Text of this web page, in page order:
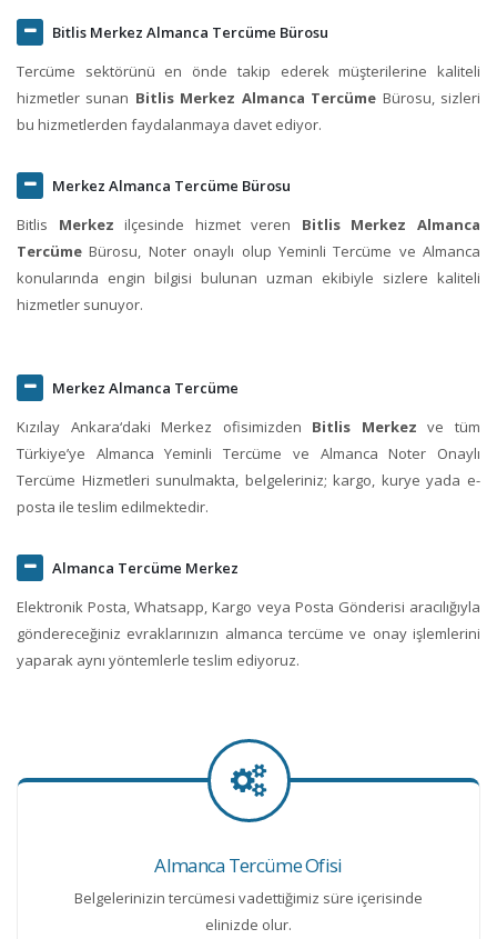
Bitlis Merkez Almanca Tercüme Bürosu
Tercüme sektörünü en önde takip ederek müşterilerine kaliteli
hizmetler sunan Bitlis Merkez Almanca Tercüme Bürosu, sizleri
bu hizmetlerden faydalanmaya davet ediyor.
Merkez Almanca Tercüme Bürosu
Bitlis Merkez ilçesinde hizmet veren Bitlis Merkez Almanca
Tercüme Bürosu, Noter onaylı olup Yeminli Tercüme ve Almanca
konularında engin bilgisi bulunan uzman ekibiyle sizlere kaliteli
hizmetler sunuyor.
Merkez Almanca Tercüme
Kızılay Ankara‘daki Merkez ofisimizden Bitlis Merkez ve tüm
Türkiye’ye Almanca Yeminli Tercüme ve Almanca Noter Onaylı
Tercüme Hizmetleri sunulmakta, belgeleriniz; kargo, kurye yada e-
posta ile teslim edilmektedir.
Almanca Tercüme Merkez
Elektronik Posta, Whatsapp, Kargo veya Posta Gönderisi aracılığıyla
göndereceğiniz evraklarınızın almanca tercüme ve onay işlemlerini
yaparak aynı yöntemlerle teslim ediyoruz.
Almanca Tercüme Ofisi
Belgelerinizin tercümesi vadettiğimiz süre içerisinde
elinizde olur.